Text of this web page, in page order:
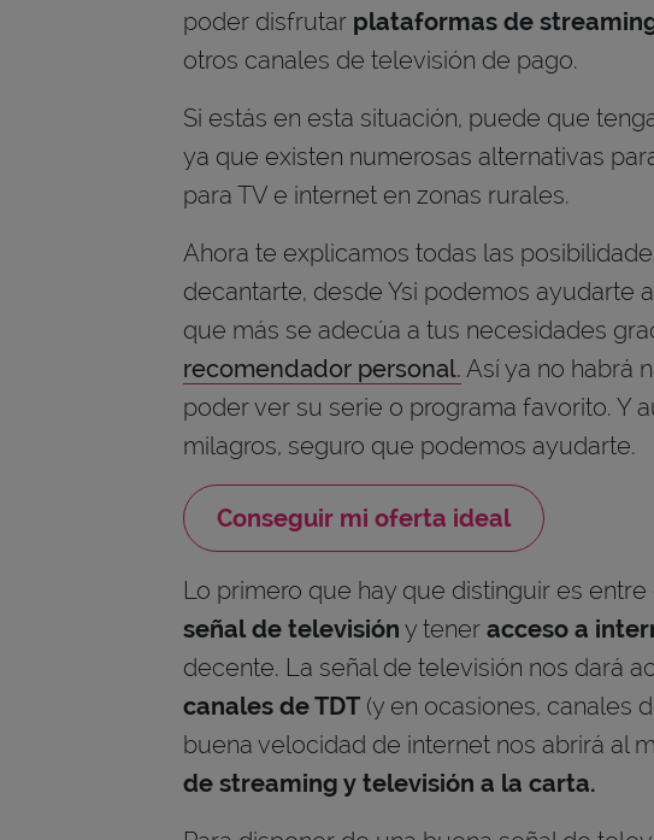
poder disfrutar plataformas de
otros canales de televisión de pago.
Si estás en esta situación, puede que
ya que existen numerosas alternativas
para TV e internet en zonas rurales.
Ahora te explicamos todas las
decantarte, desde Ysi podemos ayudarte
que más se adecúa a tus necesidades
recomendador personal. Así ya no habrá
poder ver su serie o programa favorito. Y
milagros, seguro que podemos ayudarte.
Conseguir mi oferta ideal
Lo primero que hay que distinguir es
señal de televisión y tener acceso a
decente. La señal de televisión nos dará
canales de TDT (y en ocasiones, canales
buena velocidad de internet nos abrirá al
de streaming y televisión a la carta.